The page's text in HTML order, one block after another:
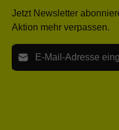
Jetzt Newsletter
Aktion mehr verpassen.
E-Mail-Adresse*